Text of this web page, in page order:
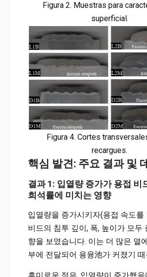
Figura 2. Muestras para
superficial.
Figura 4. Cortes
recargues.
핵심 발견: 주요 결과 및
결과 1: 입열량 증가가 용접 비
희석률에 미치는 영향
입열량을 증가시키자(용접 속도를
비드의 침투 깊이, 폭, 높이가 모두
향을 보였습니다. 이는 더 많은 열
부에 전달되어 용융池가 커졌기